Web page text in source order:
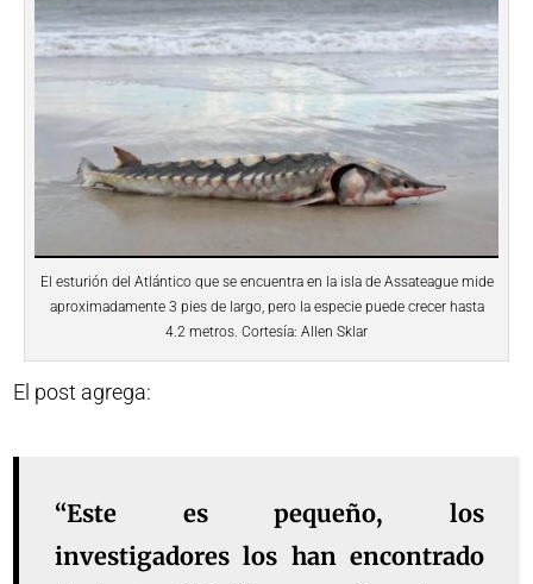
El esturión del Atlántico que se encuentra en la isla de Assateague mide
aproximadamente 3 pies de largo, pero la especie puede crecer hasta
4.2 metros. Cortesía: Allen Sklar
El post agrega:
“Este es pequeño, los
investigadores los han encontrado